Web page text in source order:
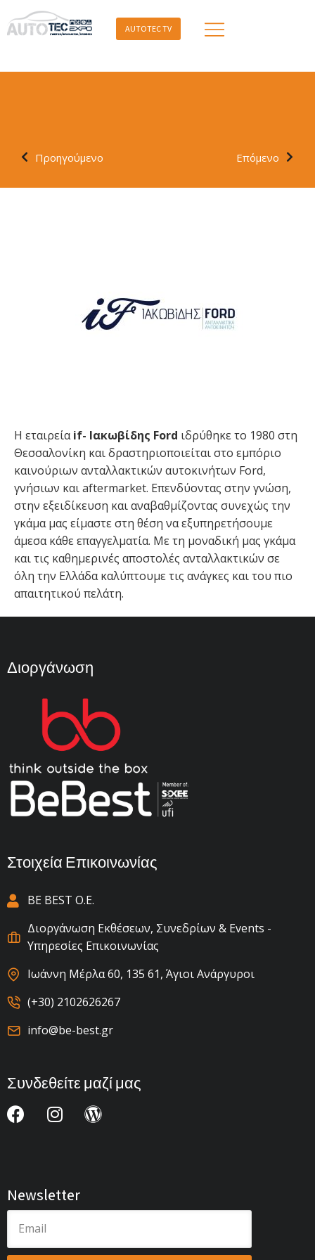
AUTOTEC TV
Προηγούμενο Επόμενο
Η εταιρείαif- Ιακωβίδης Ford ιδρύθηκε το 1980 στη
Θεσσαλονίκη και δραστηριοποιείται στο εμπόριο
καινούριων ανταλλακτικών αυτοκινήτων Ford,
γνήσιων και aftermarket. Επενδύοντας στην γνώση,
στην εξειδίκευση και αναβαθμίζοντας συνεχώς την
γκάμα μας είμαστε στη θέση να εξυπηρετήσουμε
άμεσα κάθε επαγγελματία. Με τη μοναδική μας γκάμα
και τις καθημερινές αποστολές ανταλλακτικών σε
όλη την Ελλάδα καλύπτουμε τις ανάγκες και του πιο
απαιτητικού πελάτη.
Διοργάνωση
Στοιχεία Επικοινωνίας
BE BEST Ο.Ε.
Διοργάνωση Εκθέσεων, Συνεδρίων & Events -
Υπηρεσίες Επικοινωνίας
Ιωάννη Μέρλα 60, 135 61, Άγιοι Ανάργυροι
(+30) 2102626267
info@be-best.gr
Συνδεθείτε μαζί μας
Newsletter